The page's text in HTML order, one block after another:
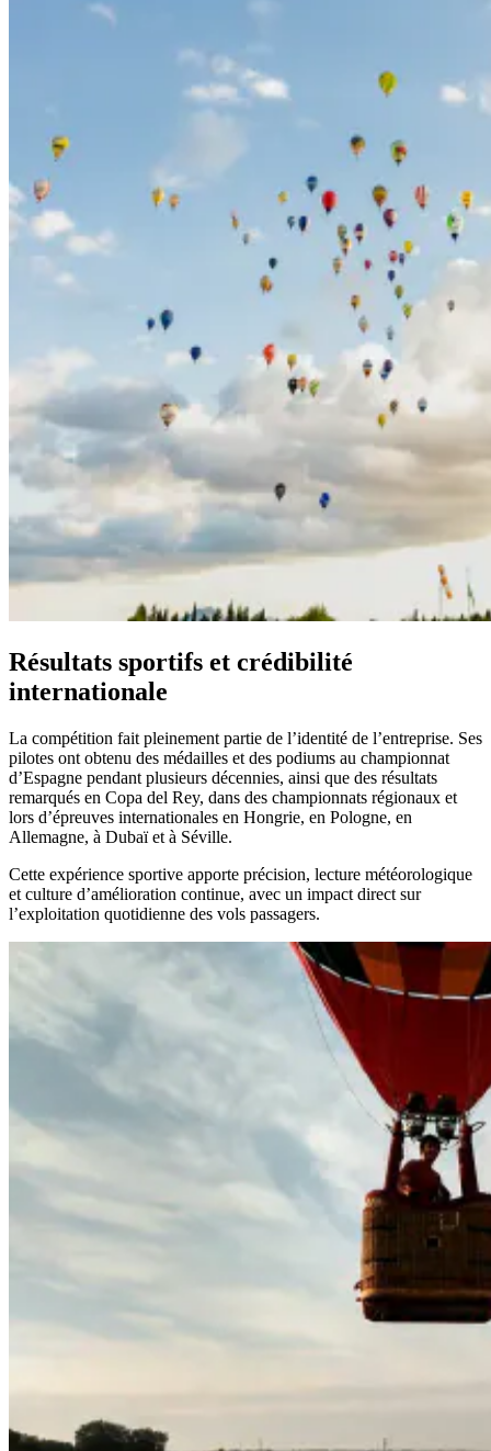
Résultats sportifs et crédibilité
internationale
La compétition fait pleinement partie de l’identité de l’entreprise. Ses
pilotes ont obtenu des médailles et des podiums au championnat
d’Espagne pendant plusieurs décennies, ainsi que des résultats
remarqués en Copa del Rey, dans des championnats régionaux et
lors d’épreuves internationales en Hongrie, en Pologne, en
Allemagne, à Dubaï et à Séville.
Cette expérience sportive apporte précision, lecture météorologique
et culture d’amélioration continue, avec un impact direct sur
l’exploitation quotidienne des vols passagers.